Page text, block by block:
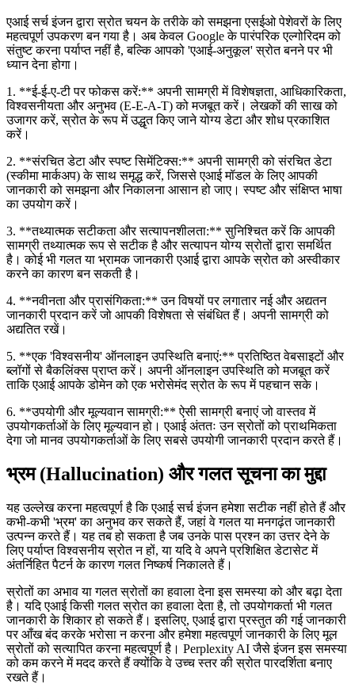
एआई सर्च इंजन द्वारा स्रोत चयन के तरीके को समझना एसईओ पेशेवरों के लिए
महत्वपूर्ण उपकरण बन गया है। अब केवल Google के पारंपरिक एल्गोरिदम को
संतुष्ट करना पर्याप्त नहीं है, बल्कि आपको 'एआई-अनुकूल' स्रोत बनने पर भी
ध्यान देना होगा।
1. **ई-ई-ए-टी पर फोकस करें:** अपनी सामग्री में विशेषज्ञता, आधिकारिकता,
विश्वसनीयता और अनुभव (E-E-A-T) को मजबूत करें। लेखकों की साख को
उजागर करें, स्रोत के रूप में उद्धृत किए जाने योग्य डेटा और शोध प्रकाशित
करें।
2. **संरचित डेटा और स्पष्ट सिमेंटिक्स:** अपनी सामग्री को संरचित डेटा
(स्कीमा मार्कअप) के साथ समृद्ध करें, जिससे एआई मॉडल के लिए आपकी
जानकारी को समझना और निकालना आसान हो जाए। स्पष्ट और संक्षिप्त भाषा
का उपयोग करें।
3. **तथ्यात्मक सटीकता और सत्यापनशीलता:** सुनिश्चित करें कि आपकी
सामग्री तथ्यात्मक रूप से सटीक है और सत्यापन योग्य स्रोतों द्वारा समर्थित
है। कोई भी गलत या भ्रामक जानकारी एआई द्वारा आपके स्रोत को अस्वीकार
करने का कारण बन सकती है।
4. **नवीनता और प्रासंगिकता:** उन विषयों पर लगातार नई और अद्यतन
जानकारी प्रदान करें जो आपकी विशेषता से संबंधित हैं। अपनी सामग्री को
अद्यतित रखें।
5. **एक 'विश्वसनीय' ऑनलाइन उपस्थिति बनाएं:** प्रतिष्ठित वेबसाइटों और
ब्लॉगों से बैकलिंक्स प्राप्त करें। अपनी ऑनलाइन उपस्थिति को मजबूत करें
ताकि एआई आपके डोमेन को एक भरोसेमंद स्रोत के रूप में पहचान सके।
6. **उपयोगी और मूल्यवान सामग्री:** ऐसी सामग्री बनाएं जो वास्तव में
उपयोगकर्ताओं के लिए मूल्यवान हो। एआई अंततः उन स्रोतों को प्राथमिकता
देगा जो मानव उपयोगकर्ताओं के लिए सबसे उपयोगी जानकारी प्रदान करते हैं।
भ्रम (Hallucination) और गलत सूचना का मुद्दा
यह उल्लेख करना महत्वपूर्ण है कि एआई सर्च इंजन हमेशा सटीक नहीं होते हैं और
कभी-कभी 'भ्रम' का अनुभव कर सकते हैं, जहां वे गलत या मनगढ़ंत जानकारी
उत्पन्न करते हैं। यह तब हो सकता है जब उनके पास प्रश्न का उत्तर देने के
लिए पर्याप्त विश्वसनीय स्रोत न हों, या यदि वे अपने प्रशिक्षित डेटासेट में
अंतर्निहित पैटर्न के कारण गलत निष्कर्ष निकालते हैं।
स्रोतों का अभाव या गलत स्रोतों का हवाला देना इस समस्या को और बढ़ा देता
है। यदि एआई किसी गलत स्रोत का हवाला देता है, तो उपयोगकर्ता भी गलत
जानकारी के शिकार हो सकते हैं। इसलिए, एआई द्वारा प्रस्तुत की गई जानकारी
पर आँख बंद करके भरोसा न करना और हमेशा महत्वपूर्ण जानकारी के लिए मूल
स्रोतों को सत्यापित करना महत्वपूर्ण है। Perplexity AI जैसे इंजन इस समस्या
को कम करने में मदद करते हैं क्योंकि वे उच्च स्तर की स्रोत पारदर्शिता बनाए
रखते हैं।